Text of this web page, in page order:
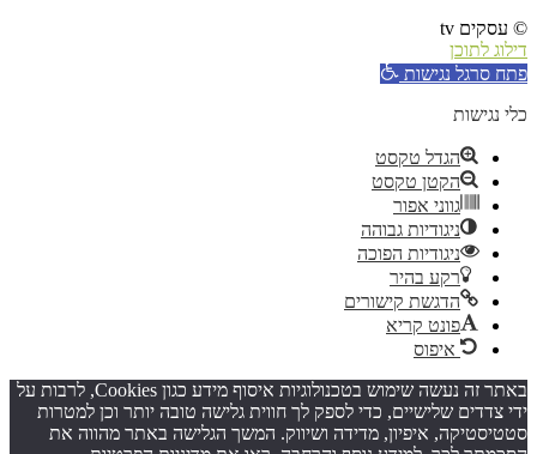
© עסקים tv
דילוג לתוכן
פתח סרגל נגישות
כלי נגישות
הגדל טקסט
הקטן טקסט
גווני אפור
ניגודיות גבוהה
ניגודיות הפוכה
רקע בהיר
הדגשת קישורים
פונט קריא
איפוס
באתר זה נעשה שימוש בטכנולוגיות איסוף מידע כגון Cookies, לרבות על
ידי צדדים שלישיים, כדי לספק לך חווית גלישה טובה יותר וכן למטרות
סטטיסטיקה, איפיון, מדידה ושיווק. המשך הגלישה באתר מהווה את